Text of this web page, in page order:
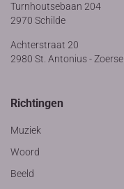
Turnhoutsebaan 204
2970 Schilde
Achterstraat 20
2980 St. Antonius - Zoersel
Richtingen
Muziek
Woord
Beeld